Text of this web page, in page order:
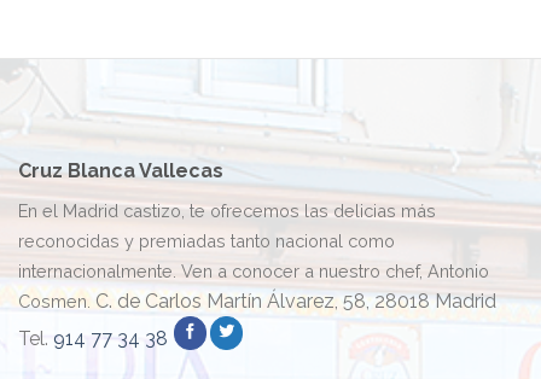
cocina
Blanca
Vallecas
Alimentos
de
Cruz Blanca Vallecas
En el Madrid castizo, te ofrecemos las delicias más
reconocidas y premiadas tanto nacional como
internacionalmente. Ven a conocer a nuestro chef, Antonio
Cosmen. C. de Carlos Martín Álvarez, 58, 28018 Madrid
Tel. 914 77 34 38